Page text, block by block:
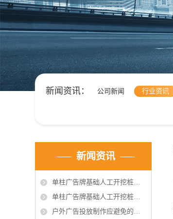
新闻资讯： 公司新闻 行业资讯
新闻资讯
单柱广告牌基础人工开挖桩施工中的问题的技术处理
单柱广告牌基础人工开挖桩施工中的问题的技术处理（2）
户外广告投放制作应避免的误区？